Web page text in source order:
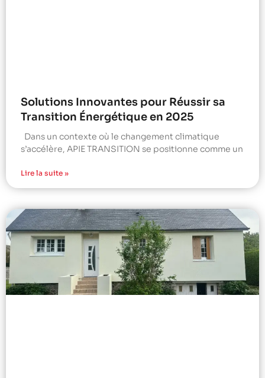
Solutions Innovantes pour Réussir sa
Transition Énergétique en 2025
Dans un contexte où le changement climatique
s’accélère, APIE TRANSITION se positionne comme un
Lire la suite »